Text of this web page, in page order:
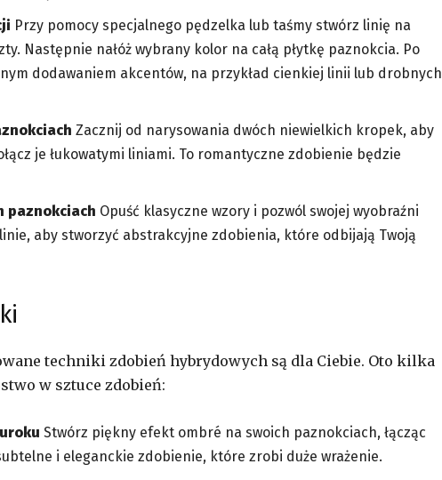
Przy pomocy specjalnego pędzelka lub taśmy stwórz linię na
Następnie nałóż wybrany kolor na całą płytkę paznokcia. Po
dodawaniem akcentów, na przykład cienkiej linii lub drobnych
Zacznij od narysowania dwóch niewielkich kropek, aby
je łukowatymi liniami. To romantyczne zdobienie będzie
paznokciach Opuść klasyczne wzory i pozwól swojej wyobraźni
aby stworzyć abstrakcyjne zdobienia, które odbijają Twoją
techniki zdobień hybrydowych są dla Ciebie. Oto kilka
w sztuce zdobień:
Stwórz piękny efekt ombré na swoich paznokciach, łącząc
i eleganckie zdobienie, które zrobi duże wrażenie.